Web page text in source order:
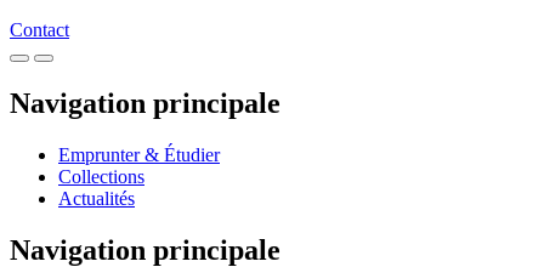
Contact
Navigation principale
Emprunter & Étudier
Collections
Actualités
Navigation principale